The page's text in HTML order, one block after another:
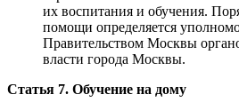
их воспитания и обучения.
помощи определяется
Правительством Москвы
власти города Москвы.
Статья 7. Обучение на дому